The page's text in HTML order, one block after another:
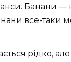
Банани —
все-таки
рідко,